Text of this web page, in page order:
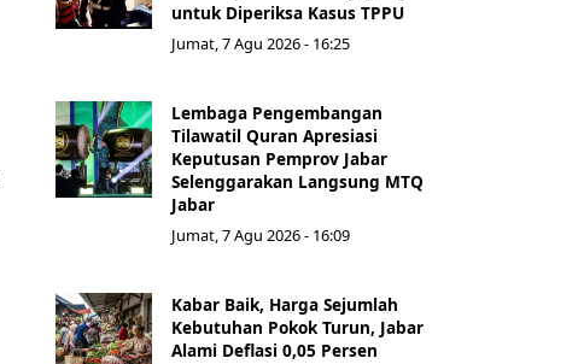
untuk Diperiksa Kasus TPPU
Jumat, 7 Agu 2026 - 16:25
Lembaga Pengembangan
Tilawatil Quran Apresiasi
Keputusan Pemprov Jabar
Selenggarakan Langsung MTQ
Jabar
Jumat, 7 Agu 2026 - 16:09
Kabar Baik, Harga Sejumlah
Kebutuhan Pokok Turun, Jabar
Alami Deflasi 0,05 Persen